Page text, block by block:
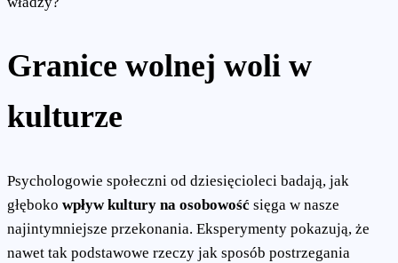
Granice wolnej woli w
kulturze
Psychologowie społeczni od dziesięcioleci badają, jak
głęboko wpływ kultury na osobowość sięga w nasze
najintymniejsze przekonania. Eksperymenty pokazują, że
nawet tak podstawowe rzeczy jak sposób postrzegania